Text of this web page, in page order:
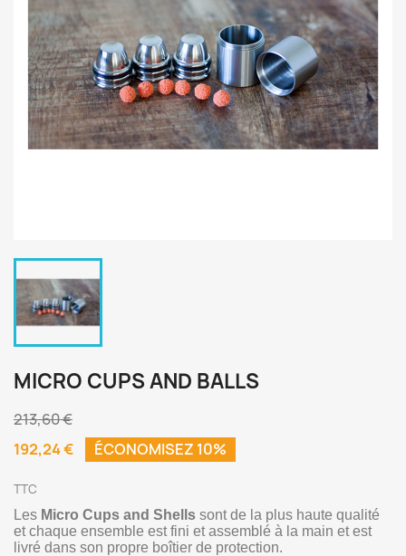
MICRO CUPS AND BALLS
213,60 €
192,24 €
ÉCONOMISEZ 10%
TTC
Les Micro Cups and Shells sont de la plus haute qualité
et chaque ensemble est fini et assemblé à la main et est
livré dans son propre boîtier de protection.